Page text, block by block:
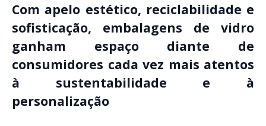
Com apelo estético, reciclabilidade e
sofisticação, embalagens de vidro
ganham espaço diante de
consumidores cada vez mais atentos
à sustentabilidade e à
personalização